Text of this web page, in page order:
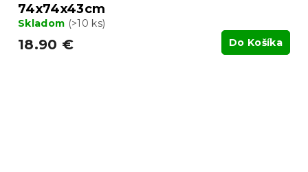
74x74x43cm
Skladom (>10 ks)
18.90 € Do Košíka